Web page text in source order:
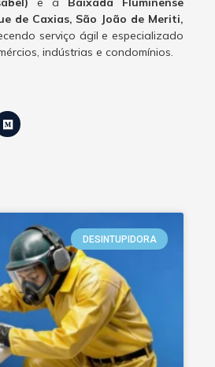
de Caxias, São João de Meriti,
serviço ágil e especializado
indústrias e condomínios.
DESINTUPIDORA